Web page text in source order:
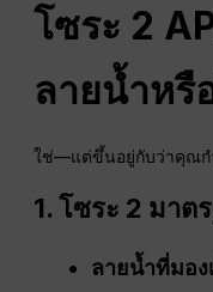
โซระ 2
ลายน้ำหรื
ใช่—แต่ขึ้นอยู่กับว่าคุณก
1. โซระ 2 มาต
ลายน้ำที่มอง